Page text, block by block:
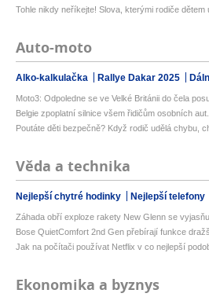
Tohle nikdy neříkejte! Slova, kterými rodiče dětem
Auto-moto
Alko-kalkulačka Rallye Dakar 2025
Moto3: Odpoledne se ve Velké Británii do čela
Belgie zpoplatní silnice všem řidičům osobních aut.
Poutáte děti bezpečně? Když rodič udělá chybu,
Věda a technika
Nejlepší chytré hodinky Nejlepší telefony
Záhada obří exploze rakety New Glenn se
Bose QuietComfort 2nd Gen přebírají funkce
Jak na počítači používat Netflix v co nejlepší
Ekonomika a byznys